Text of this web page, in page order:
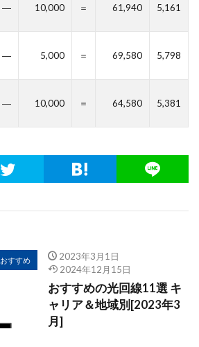
― 10,000 ＝ 61,940 5,161
― 5,000 ＝ 69,580 5,798
― 10,000 ＝ 64,580 5,381
おすすめ
2023年3月1日
2024年12月15日
おすすめの光回線11選 キ
ャリア＆地域別[2023年3
月]